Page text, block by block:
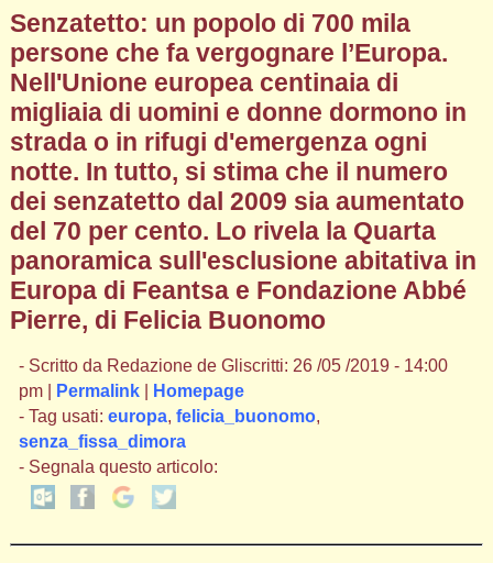
Senzatetto: un popolo di 700 mila
persone che fa vergognare l’Europa.
Nell'Unione europea centinaia di
migliaia di uomini e donne dormono in
strada o in rifugi d'emergenza ogni
notte. In tutto, si stima che il numero
dei senzatetto dal 2009 sia aumentato
del 70 per cento. Lo rivela la Quarta
panoramica sull'esclusione abitativa in
Europa di Feantsa e Fondazione Abbé
Pierre, di Felicia Buonomo
- Scritto da Redazione de Gliscritti: 26 /05 /2019 - 14:00
pm |
Permalink|
Homepage
- Tag usati: europa, felicia_buonomo,
senza_fissa_dimora
- Segnala questo articolo: